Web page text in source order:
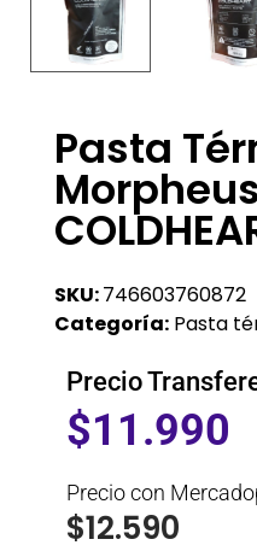
Pasta
SKU:746603760872
Categoría: Pasta
Precio
$11.990
Precio con
$12.590